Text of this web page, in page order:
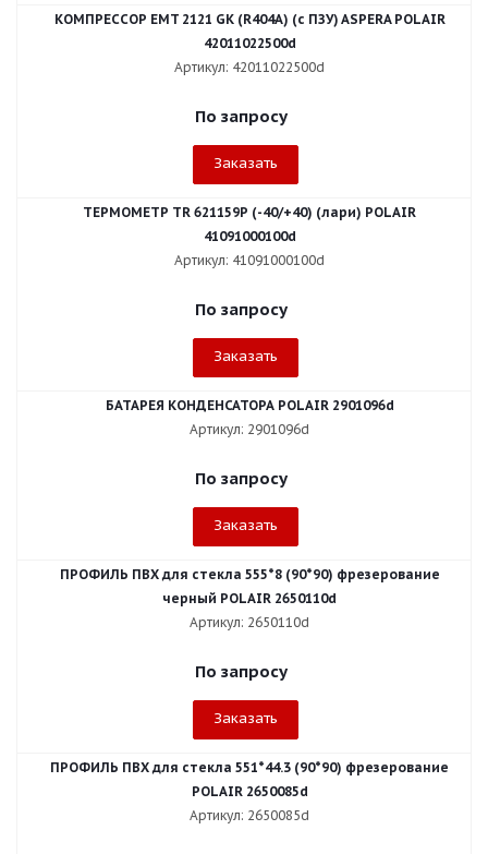
КОМПРЕССОР EMT 2121 GK (R404A) (с ПЗУ) ASPERA POLAIR
42011022500d
Артикул: 42011022500d
По запросу
Заказать
ТЕРМОМЕТР ТR 621159Р (-40/+40) (лари) POLAIR
41091000100d
Артикул: 41091000100d
По запросу
Заказать
БАТАРЕЯ КОНДЕНСАТОРА POLAIR 2901096d
Артикул: 2901096d
По запросу
Заказать
ПРОФИЛЬ ПВХ для стекла 555*8 (90*90) фрезерование
черный POLAIR 2650110d
Артикул: 2650110d
По запросу
Заказать
ПРОФИЛЬ ПВХ для стекла 551*44.3 (90*90) фрезерование
POLAIR 2650085d
Артикул: 2650085d